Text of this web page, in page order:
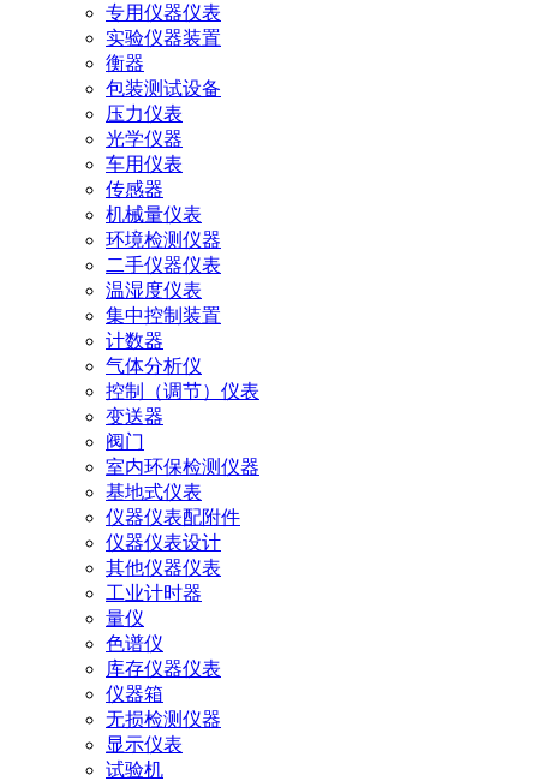
专用仪器仪表
实验仪器装置
衡器
包装测试设备
压力仪表
光学仪器
车用仪表
传感器
机械量仪表
环境检测仪器
二手仪器仪表
温湿度仪表
集中控制装置
计数器
气体分析仪
控制（调节）仪表
变送器
阀门
室内环保检测仪器
基地式仪表
仪器仪表配附件
仪器仪表设计
其他仪器仪表
工业计时器
量仪
色谱仪
库存仪器仪表
仪器箱
无损检测仪器
显示仪表
试验机